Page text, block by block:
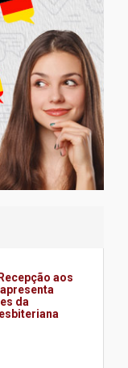
aos
da